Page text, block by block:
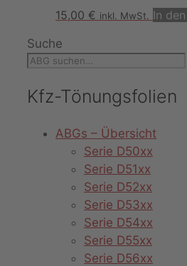
15,00 € inkl. MwSt. In
Suche
Kfz-Tönungsfolien
ABGs – Übersicht
Serie D50xx
Serie D51xx
Serie D52xx
Serie D53xx
Serie D54xx
Serie D55xx
Serie D56xx